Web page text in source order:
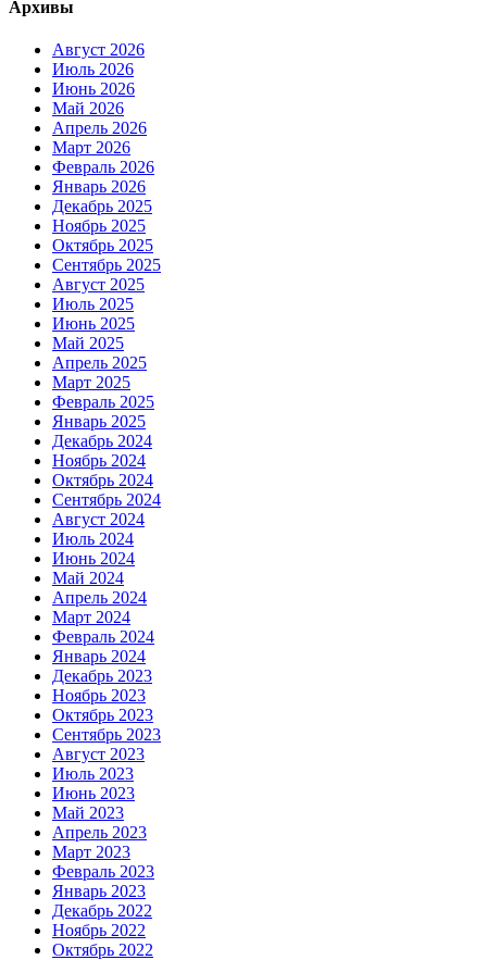
Архивы
Август 2026
Июль 2026
Июнь 2026
Май 2026
Апрель 2026
Март 2026
Февраль 2026
Январь 2026
Декабрь 2025
Ноябрь 2025
Октябрь 2025
Сентябрь 2025
Август 2025
Июль 2025
Июнь 2025
Май 2025
Апрель 2025
Март 2025
Февраль 2025
Январь 2025
Декабрь 2024
Ноябрь 2024
Октябрь 2024
Сентябрь 2024
Август 2024
Июль 2024
Июнь 2024
Май 2024
Апрель 2024
Март 2024
Февраль 2024
Январь 2024
Декабрь 2023
Ноябрь 2023
Октябрь 2023
Сентябрь 2023
Август 2023
Июль 2023
Июнь 2023
Май 2023
Апрель 2023
Март 2023
Февраль 2023
Январь 2023
Декабрь 2022
Ноябрь 2022
Октябрь 2022